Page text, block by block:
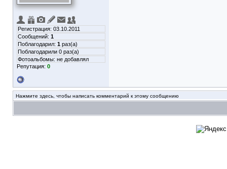
Регистрация: 03.10.2011
Сообщений: 1
Поблагодарил: 1 раз(а)
Поблагодарили 0 раз(а)
Фотоальбомы: не добавлял
Репутация: 0
Нажмите здесь, чтобы написать комментарий к этому сообщению